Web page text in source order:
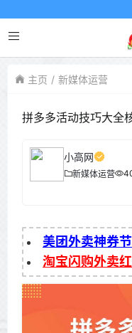
主页 新媒体运营
拼多多活动技巧大全
小高网
新媒体运营
美团外卖神券
淘宝闪购外卖